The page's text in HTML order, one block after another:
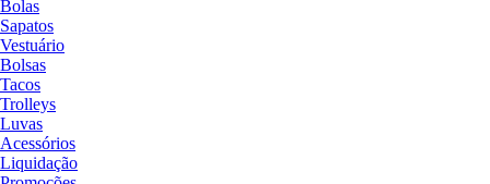
Bolas
Sapatos
Vestuário
Bolsas
Tacos
Trolleys
Luvas
Acessórios
Liquidação